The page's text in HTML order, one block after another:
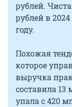
рублей.
рублей в
году.
Похожая
которое
выручка
составила
упала с 420